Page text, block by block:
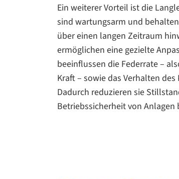
Ein weiterer Vorteil ist die
sind wartungsarm und
über einen langen Zeitraum
ermöglichen eine gezielte
beeinflussen die Federrate –
Kraft – sowie das Verhalten
Dadurch reduzieren sie
Betriebssicherheit von Anlagen